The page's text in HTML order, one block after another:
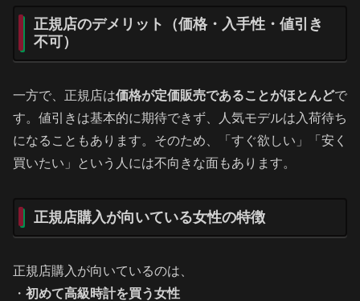
正規店のデメリット（価格・入手性・値引き
不可）
一方で、正規店は価格が定価販売であることがほとんどで
す。値引きは基本的に期待できず、人気モデルは入荷待ち
になることもあります。そのため、「すぐ欲しい」「安く
買いたい」という人には不向きな面もあります。
正規店購入が向いている女性の特徴
正規店購入が向いているのは、
・ 初めて高級時計を買う女性